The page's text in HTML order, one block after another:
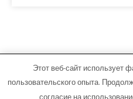
lamintime.ru -
Тема от
Этот веб-сайт использует
пользовательского опыта.
согласие на